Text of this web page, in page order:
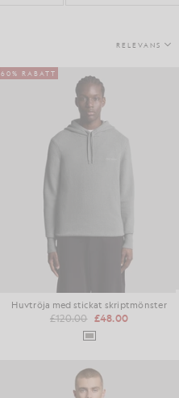
RELEVANS
60% RABATT
Huvtröja med stickat skriptmönster
£120.00 £48.00